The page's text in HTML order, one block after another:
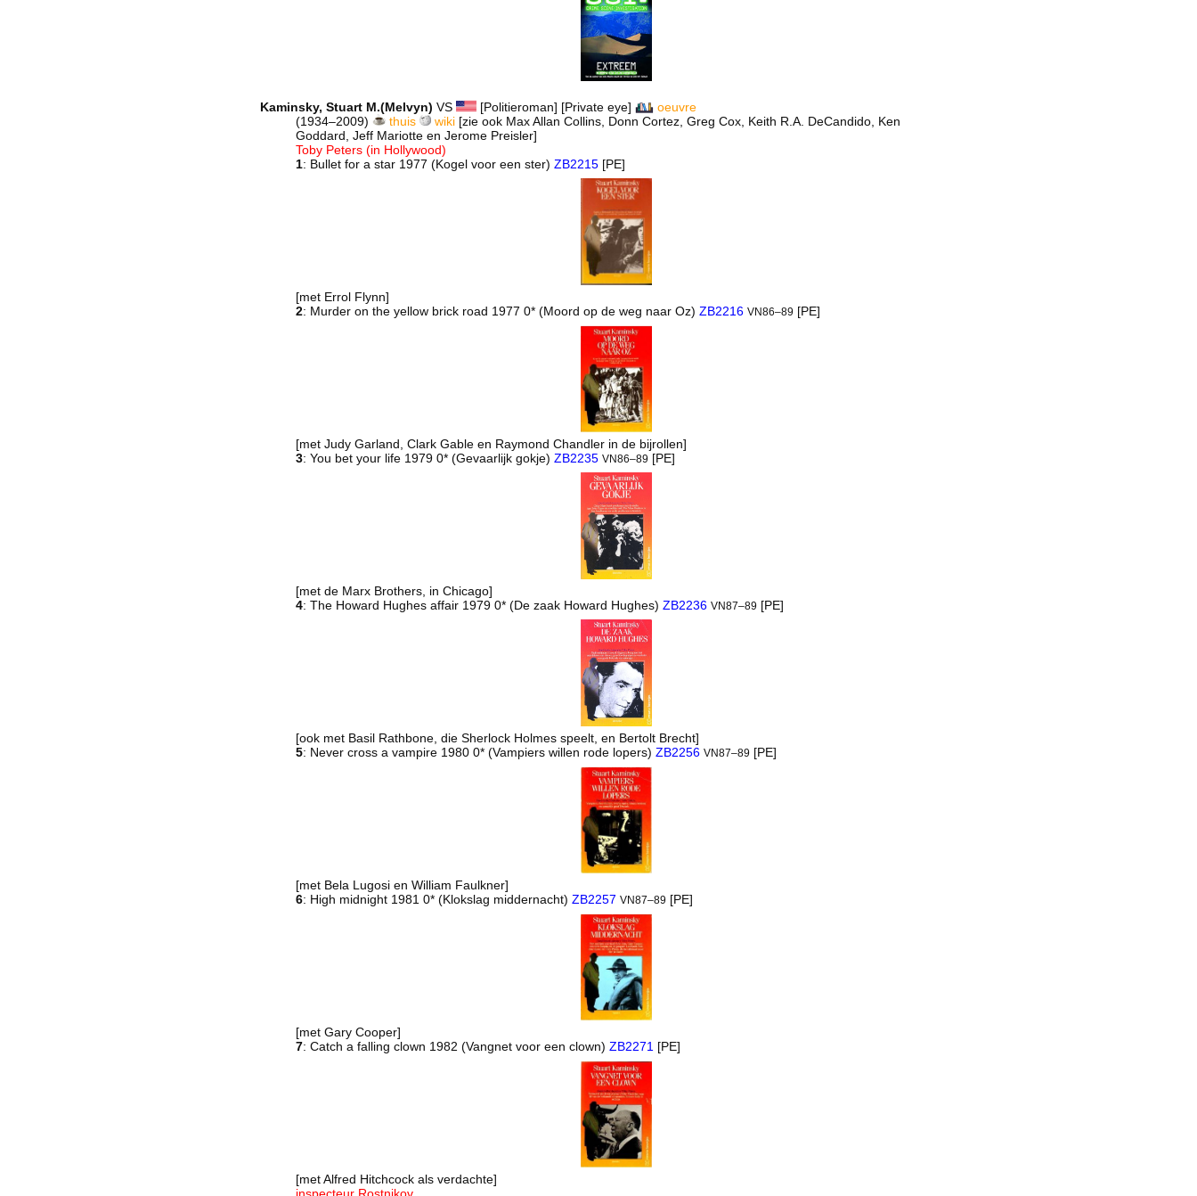
Kaminsky, Stuart M.(Melvyn) VS [Politieroman] [Private eye]
oeuvre
(1934–2009)
thuis wiki[zie ook Max Allan Collins, Donn Cortez, Greg Cox, Keith R.A. DeCandido, Ken
Goddard, Jeff Mariotte en Jerome Preisler]
Toby Peters (in Hollywood)
1: Bullet for a star 1977 (Kogel voor een ster) ZB2215 [PE]
[met Errol Flynn]
2: Murder on the yellow brick road 1977 0* (Moord op de weg naar Oz) ZB2216 VN86–89 [PE]
[met Judy Garland, Clark Gable en Raymond Chandler in de bijrollen]
3: You bet your life 1979 0* (Gevaarlijk gokje) ZB2235 VN86–89 [PE]
[met de Marx Brothers, in Chicago]
4: The Howard Hughes affair 1979 0* (De zaak Howard Hughes) ZB2236 VN87–89 [PE]
[ook met Basil Rathbone, die Sherlock Holmes speelt, en Bertolt Brecht]
5: Never cross a vampire 1980 0* (Vampiers willen rode lopers) ZB2256 VN87–89 [PE]
[met Bela Lugosi en William Faulkner]
6: High midnight 1981 0* (Klokslag middernacht) ZB2257 VN87–89 [PE]
[met Gary Cooper]
7: Catch a falling clown 1982 (Vangnet voor een clown) ZB2271 [PE]
[met Alfred Hitchcock als verdachte]